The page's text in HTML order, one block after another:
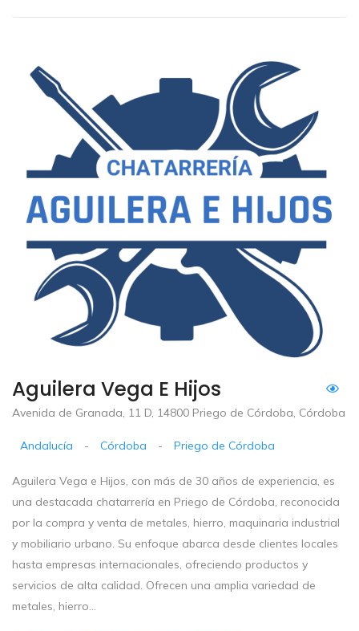
Aguilera Vega E Hijos
Avenida de Granada, 11 D, 14800 Priego de Córdoba, Córdoba
Andalucía - Córdoba - Priego de Córdoba
Aguilera Vega e Hijos, con más de 30 años de experiencia, es
una destacada chatarrería en Priego de Córdoba, reconocida
por la compra y venta de metales, hierro, maquinaria industrial
y mobiliario urbano. Su enfoque abarca desde clientes locales
hasta empresas internacionales, ofreciendo productos y
servicios de alta calidad. Ofrecen una amplia variedad de
metales, hierro...